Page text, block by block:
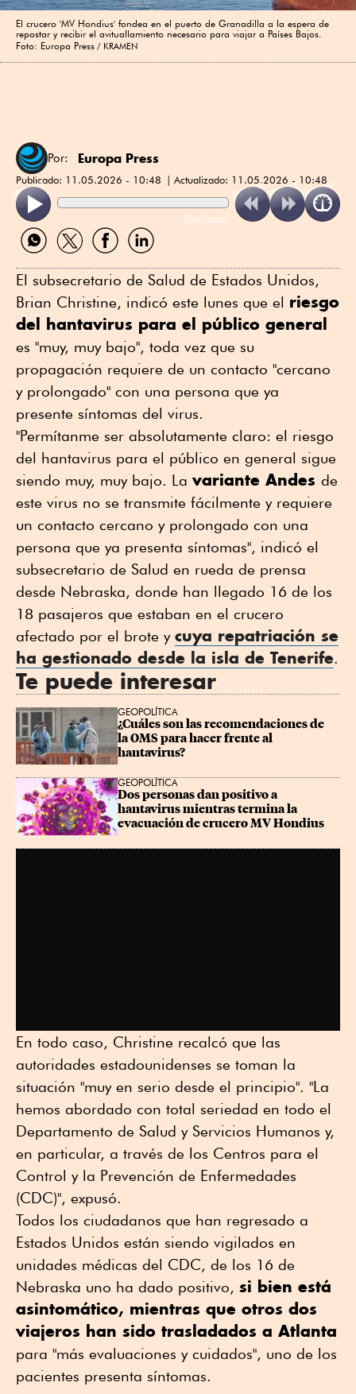
El crucero 'MV Hondius' fondea en el puerto de Granadilla a la espera de
repostar y recibir el avituallamiento necesario para viajar a Países Bajos.
Foto: Europa Press
KRAMEN
Por: Europa Press
Publicado: 11.05.2026 - 10:48 Actualizado: 11.05.2026 - 10:48
ReadSpeaker
Compartir
por
Compartir
por
Compartir
por
Compartir
por
El subsecretario de Salud de Estados Unidos,
Brian Christine, indicó este lunes que el riesgo
del hantavirus para el público general
es "muy, muy bajo", toda vez que su
propagación requiere de un contacto "cercano
y prolongado" con una persona que ya
presente síntomas del virus.
"Permítanme ser absolutamente claro: el riesgo
del hantavirus para el público en general sigue
siendo muy, muy bajo. La variante Andes de
este virus no se transmite fácilmente y requiere
un contacto cercano y prolongado con una
persona que ya presenta síntomas", indicó el
subsecretario de Salud en rueda de prensa
desde Nebraska, donde han llegado 16 de los
18 pasajeros que estaban en el crucero
afectado por el brote y cuya repatriación se
ha gestionado desde la isla de Tenerife.
Te puede interesar
GEOPOLÍTICA
¿Cuáles son las recomendaciones de
la OMS para hacer frente al
hantavirus?
GEOPOLÍTICA
Dos personas dan positivo a
hantavirus mientras termina la
evacuación de crucero MV Hondius
En todo caso, Christine recalcó que las
autoridades estadounidenses se toman la
situación "muy en serio desde el principio". "La
hemos abordado con total seriedad en todo el
Departamento de Salud y Servicios Humanos y,
en particular, a través de los Centros para el
Control y la Prevención de Enfermedades
(CDC)", expusó.
Todos los ciudadanos que han regresado a
Estados Unidos están siendo vigilados en
unidades médicas del CDC, de los 16 de
Nebraska uno ha dado positivo, si bien está
asintomático, mientras que otros dos
viajeros han sido trasladados a Atlanta
para "más evaluaciones y cuidados", uno de los
pacientes presenta síntomas.